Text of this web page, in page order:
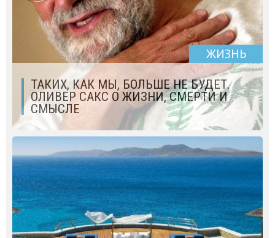
ЖИЗНЬ
ТАКИХ, КАК МЫ, БОЛЬШЕ НЕ БУДЕТ.
ОЛИВЕР САКС О ЖИЗНИ, СМЕРТИ И
СМЫСЛЕ